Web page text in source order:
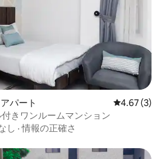
パート レビュー3
4.67 (3)
きワンルームマンション
し ·情報の正確さ